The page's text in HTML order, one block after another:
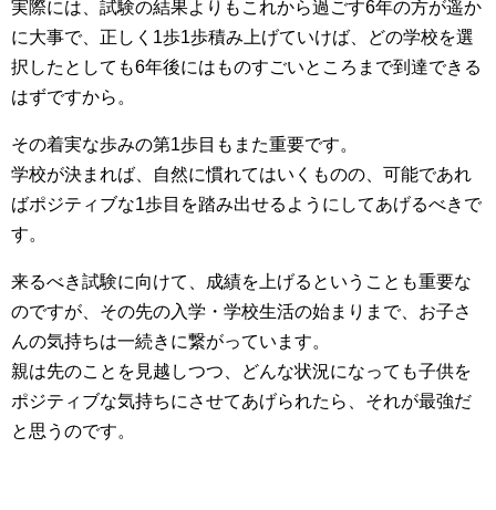
実際には、試験の結果よりもこれから過ごす6年の方が遥か
に大事で、正しく1歩1歩積み上げていけば、どの学校を選
択したとしても6年後にはものすごいところまで到達できる
はずですから。
その着実な歩みの第1歩目もまた重要です。
学校が決まれば、自然に慣れてはいくものの、可能であれ
ばポジティブな1歩目を踏み出せるようにしてあげるべきで
す。
来るべき試験に向けて、成績を上げるということも重要な
のですが、その先の入学・学校生活の始まりまで、お子さ
んの気持ちは一続きに繋がっています。
親は先のことを見越しつつ、どんな状況になっても子供を
ポジティブな気持ちにさせてあげられたら、それが最強だ
と思うのです。